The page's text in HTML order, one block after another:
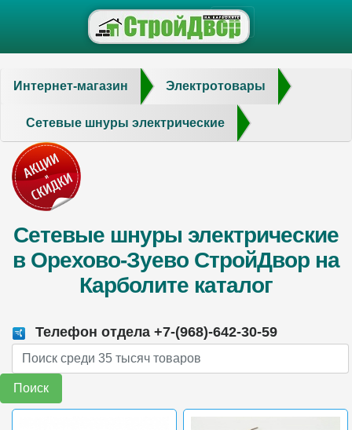
Интернет-магазин Электротовары
Сетевые шнуры электрические
Сетевые шнуры электрические
в Орехово-Зуево СтройДвор на
Карболите каталог
Телефон отдела +7-(968)-642-30-59
Поиск